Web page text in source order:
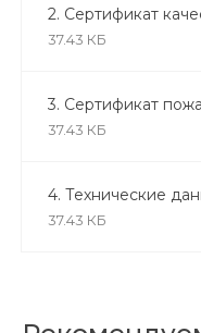
2. Сертификат
37.43 КБ
3. Сертификат
37.43 КБ
4. Технические
37.43 КБ